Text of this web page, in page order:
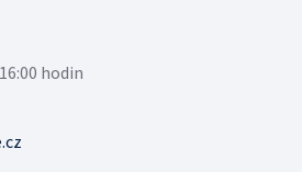
hodin